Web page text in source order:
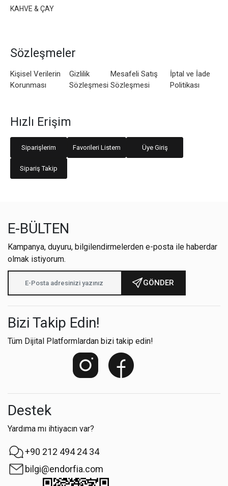
KAHVE & ÇAY
Sözleşmeler
Kişisel Verilerin
Korunması
Gizlilik
Sözleşmesi
Mesafeli Satış
Sözleşmesi
İptal ve İade
Politikası
Hızlı Erişim
Siparişlerim Favorileri Listem Üye Giriş
Sipariş Takip
E-BÜLTEN
Kampanya, duyuru, bilgilendirmelerden e-posta ile haberdar
olmak istiyorum.
GÖNDER
Bizi Takip Edin!
Tüm Dijital Platformlardan bizi takip edin!
Destek
Yardıma mı ihtiyacın var?
+90 212 494 24 34
bilgi@endorfia.com